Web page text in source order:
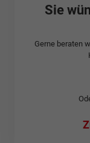
Sie
Gerne beraten